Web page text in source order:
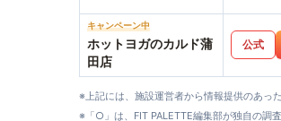
キャンペーン中
ホットヨガのカルド蒲
田店
公式
※上記には、施設運営者から情報提供のあっ
※「○」は、FIT PALETTE編集部が独自の調